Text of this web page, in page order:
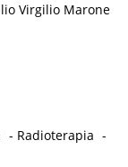
Virgilio Marone
- Radioterapia -